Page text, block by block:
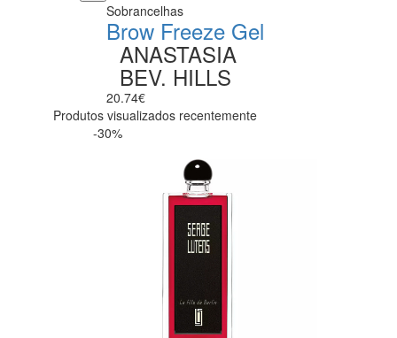
Sobrancelhas
Brow Freeze Gel
ANASTASIA
BEV. HILLS
20.74€
Produtos visualizados recentemente
-30%